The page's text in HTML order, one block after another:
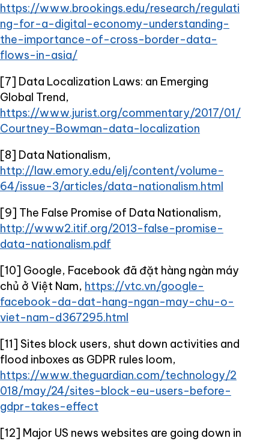
https://www.brookings.edu/research/regulati
ng-for-a-digital-economy-understanding-
the-importance-of-cross-border-data-
flows-in-asia/
[7] Data Localization Laws: an Emerging
Global Trend,
https://www.jurist.org/commentary/2017/01/
Courtney-Bowman-data-localization
[8] Data Nationalism,
http://law.emory.edu/elj/content/volume-
64/issue-3/articles/data-nationalism.html
[9] The False Promise of Data Nationalism,
http://www2.itif.org/2013-false-promise-
data-nationalism.pdf
[10] Google, Facebook đã đặt hàng ngàn máy
chủ ở Việt Nam, https://vtc.vn/google-
facebook-da-dat-hang-ngan-may-chu-o-
viet-nam-d367295.html
[11] Sites block users, shut down activities and
flood inboxes as GDPR rules loom,
https://www.theguardian.com/technology/2
018/may/24/sites-block-eu-users-before-
gdpr-takes-effect
[12] Major US news websites are going down in